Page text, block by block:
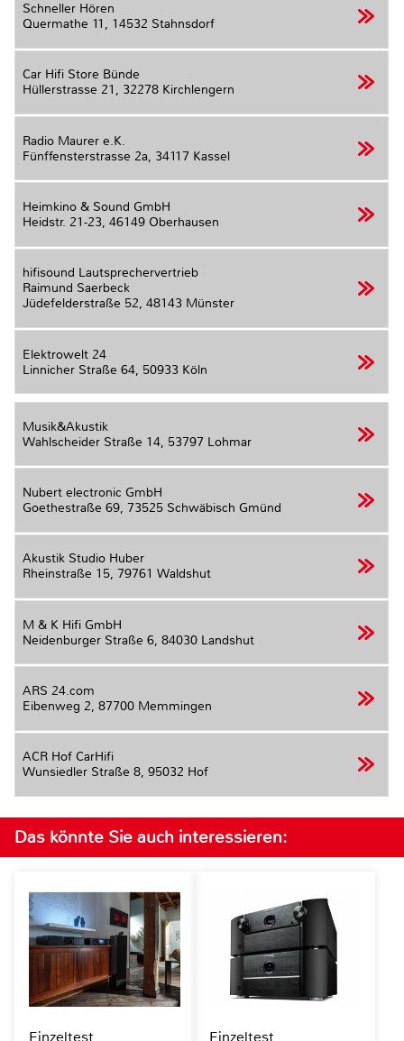
Schneller Hören
Quermathe 11, 14532 Stahnsdorf
Car Hifi Store Bünde
Hüllerstrasse 21, 32278 Kirchlengern
Radio Maurer e.K.
Fünffensterstrasse 2a, 34117 Kassel
Heimkino & Sound GmbH
Heidstr. 21-23, 46149 Oberhausen
hifisound Lautsprechervertrieb
Raimund Saerbeck
Jüdefelderstraße 52, 48143 Münster
Elektrowelt 24
Linnicher Straße 64, 50933 Köln
Musik&Akustik
Wahlscheider Straße 14, 53797 Lohmar
Nubert electronic GmbH
Goethestraße 69, 73525 Schwäbisch Gmünd
Akustik Studio Huber
Rheinstraße 15, 79761 Waldshut
M & K Hifi GmbH
Neidenburger Straße 6, 84030 Landshut
ARS 24.com
Eibenweg 2, 87700 Memmingen
ACR Hof CarHifi
Wunsiedler Straße 8, 95032 Hof
Das könnte Sie auch interessieren:
Einzeltest
Einzeltest